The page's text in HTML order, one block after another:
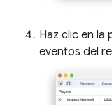
Haz clic en la
eventos del